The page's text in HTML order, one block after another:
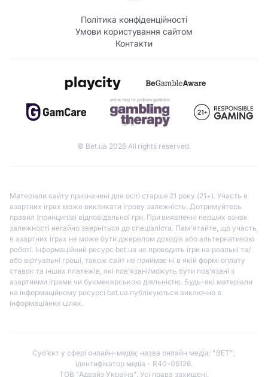
Політика конфіденційності
Умови користування сайтом
Контакти
© Bet.ua 2026 All rights reserved.
Матеріали сайту призначені для осіб старше 21 року (21+). Участь в
азартних іграх може викликати ігрову залежність. Дотримуйтесь
правил (принципів) відповідальної гри. При виявленні перших ознак
залежності негайно зверніться до спеціаліста. Пам'ятайте, що участь
в азартних іграх не може бути джерелом доходів або альтернативою
роботі. Інформаційний ресурс bet.ua не проводить ігри на реальні та/
або віртуальні гроші, також сайт не приймає ні в якій формі оплату
ставок та інших платежів, які пов’язані/можуть бути пов’язані з
азартними іграми чи букмекерською діяльністю. Будь-які матеріали
на інформаційному ресурсі bet.ua публікуються виключно в
інформаційних цілях.
Субʼєкт у сфері онлайн-медіа; назва онлайн медіа: "BET";
ідентифікатор медіа - R40-06126.
ТОВ "Адвайз Україна". Усі права захищені.